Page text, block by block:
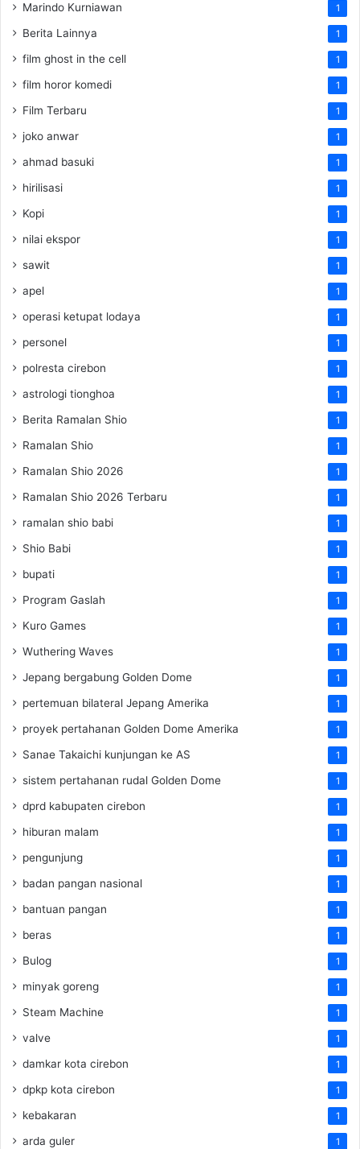
Marindo Kurniawan 1
Berita Lainnya 1
film ghost in the cell 1
film horor komedi 1
Film Terbaru 1
joko anwar 1
ahmad basuki 1
hirilisasi 1
Kopi 1
nilai ekspor 1
sawit 1
apel 1
operasi ketupat lodaya 1
personel 1
polresta cirebon 1
astrologi tionghoa 1
Berita Ramalan Shio 1
Ramalan Shio 1
Ramalan Shio 2026 1
Ramalan Shio 2026 Terbaru 1
ramalan shio babi 1
Shio Babi 1
bupati 1
Program Gaslah 1
Kuro Games 1
Wuthering Waves 1
Jepang bergabung Golden Dome 1
pertemuan bilateral Jepang Amerika 1
proyek pertahanan Golden Dome Amerika 1
Sanae Takaichi kunjungan ke AS 1
sistem pertahanan rudal Golden Dome 1
dprd kabupaten cirebon 1
hiburan malam 1
pengunjung 1
badan pangan nasional 1
bantuan pangan 1
beras 1
Bulog 1
minyak goreng 1
Steam Machine 1
valve 1
damkar kota cirebon 1
dpkp kota cirebon 1
kebakaran 1
arda guler 1